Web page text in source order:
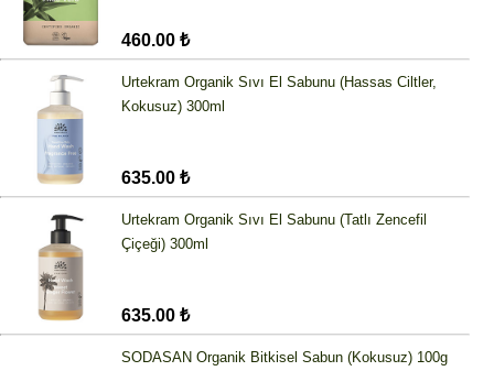
460.00 ₺
Urtekram Organik Sıvı El Sabunu (Hassas Ciltler,
Kokusuz) 300ml
635.00 ₺
Urtekram Organik Sıvı El Sabunu (Tatlı Zencefil
Çiçeği) 300ml
635.00 ₺
SODASAN Organik Bitkisel Sabun (Kokusuz) 100g